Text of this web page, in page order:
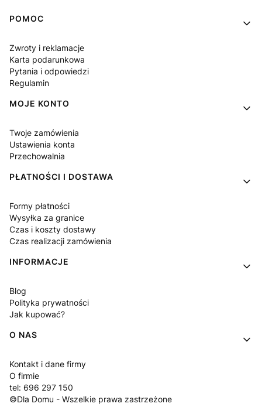
Linki w stopce
POMOC
Zwroty i reklamacje
Karta podarunkowa
Pytania i odpowiedzi
Regulamin
MOJE KONTO
Twoje zamówienia
Ustawienia konta
Przechowalnia
PŁATNOŚCI I DOSTAWA
Formy płatności
Wysyłka za granice
Czas i koszty dostawy
Czas realizacji zamówienia
INFORMACJE
Blog
Polityka prywatności
Jak kupować?
O NAS
Kontakt i dane firmy
O firmie
tel: 696 297 150
©Dla Domu - Wszelkie prawa zastrzeżone